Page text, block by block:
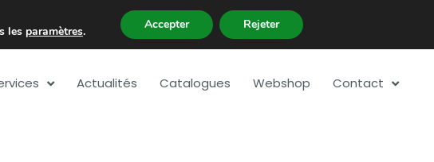
Actualités Catalogues Webshop Contact
les paramètres. Accepter Rejeter